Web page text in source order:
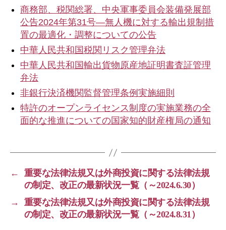
商務部、税関総署、中央軍事委員会装備発展部
公告2024年第31号—無人機に対する輸出規制措
置の最適化・調整についての公告
中華人民共和国税関リスク管理弁法
中華人民共和国輸出貨物原産地証明書査証管理
弁法
非銀行決済機関監督管理条例実施細則
特許のオープンライセンス制度の実施業務の全
面的な推進についての国家知的財産権局の通知
←
重要な法律法規又は外商投資に関する法律法規
の制定、改正の最新状況一覧（～2024.6.30）
→
重要な法律法規又は外商投資に関する法律法規
の制定、改正の最新状況一覧（～2024.8.31）